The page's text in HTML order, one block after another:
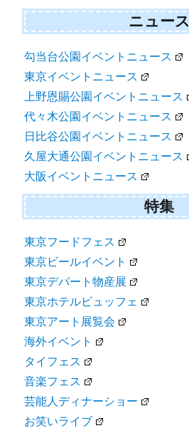
ニュース
勾当台公園イベントニュース
東京イベントニュース
上野恩賜公園イベントニュース
代々木公園イベントニュース
日比谷公園イベントニュース
久屋大通公園イベントニュース
大阪イベントニュース
特集
東京フードフェス
東京ビールイベント
東京デパート物産展
東京ホテルビュッフェ
東京アート展覧会
海外イベント
タイフェス
音楽フェス
芸能人ディナーショー
お笑いライブ